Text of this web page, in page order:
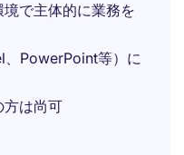
で主体的に業務を
PowerPoint等）に
方は尚可